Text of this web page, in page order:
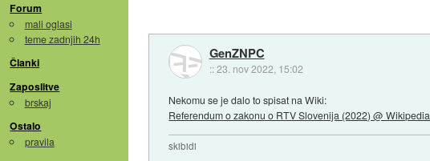
Forum
mali oglasi
teme zadnjih 24h
Članki
Zaposlitve
brskaj
Ostalo
pravila
GenZNPC
::23. nov 2022, 15:02
Nekomu se je dalo to spisat na Wiki:
Referendum o zakonu o RTV Slovenija (2022) @ Wikipedia
skibidi